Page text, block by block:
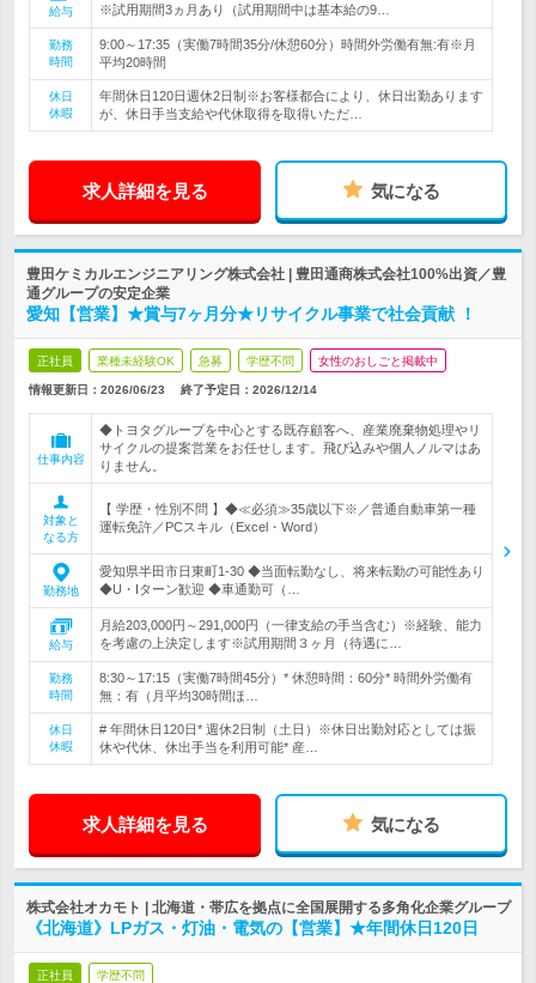
給与
※試用期間3ヵ月あり（試用期間中は基本給の9…
勤務
時間
9:00～17:35（実働7時間35分/休憩60分）時間外労働有無:有※月
平均20時間
休日
休暇
年間休日120日週休2日制※お客様都合により、休日出勤あります
が、休日手当支給や代休取得を取得いただ…
求人詳細を見る 気になる
豊田ケミカルエンジニアリング株式会社 | 豊田通商株式会社100%出資／豊
通グループの安定企業
愛知【営業】★賞与7ヶ月分★リサイクル事業で社会貢献 ！
正社員 業種未経験OK 急募 学歴不問 女性のおしごと掲載中
情報更新日：2026/06/23 終了予定日： 2026/12/14
仕事内容
◆トヨタグループを中心とする既存顧客へ、産業廃棄物処理やリ
サイクルの提案営業をお任せします。飛び込みや個人ノルマはあ
りません。
対象と
なる方
【 学歴・性別不問 】◆≪必須≫35歳以下※／普通自動車第一種
運転免許／PCスキル（Excel・Word）
勤務地
愛知県半田市日東町1-30 ◆当面転勤なし、将来転勤の可能性あり
◆U・Iターン歓迎 ◆車通勤可（…
給与
月給203,000円～291,000円（一律支給の手当含む）※経験、能力
を考慮の上決定します※試用期間３ヶ月（待遇に…
勤務
時間
8:30～17:15（実働7時間45分）* 休憩時間：60分* 時間外労働有
無：有（月平均30時間ほ…
休日
休暇
# 年間休日120日* 週休2日制（土日）※休日出勤対応としては振
休や代休、休出手当を利用可能* 産…
求人詳細を見る 気になる
株式会社オカモト | 北海道・帯広を拠点に全国展開する多角化企業グループ
《北海道》LPガス・灯油・電気の【営業】★年間休日120日
正社員 学歴不問